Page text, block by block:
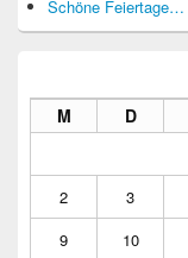
Schöne Feiertage…
M D
2
3
9
10